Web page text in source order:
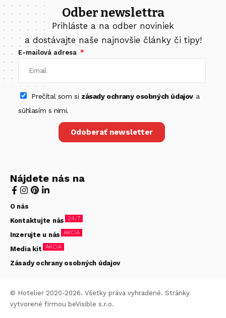
Odber newslettra
Prihláste a na odber noviniek
a dostávajte naše najnovšie články či tipy!
E-mailová adresa
Prečítal som si zásady ochrany osobných údajova
súhlasím s nimi.
Odoberať newsletter
Nájdete nás na
O nás
Kontaktujte nás 24/7
Inzerujte u nás AKCIA
Media kit AKCIA
Zásady ochrany osobných údajov
© Hotelier 2020-2026. Všetky práva vyhradené. Stránky
vytvorené firmou beVisible s.r.o.